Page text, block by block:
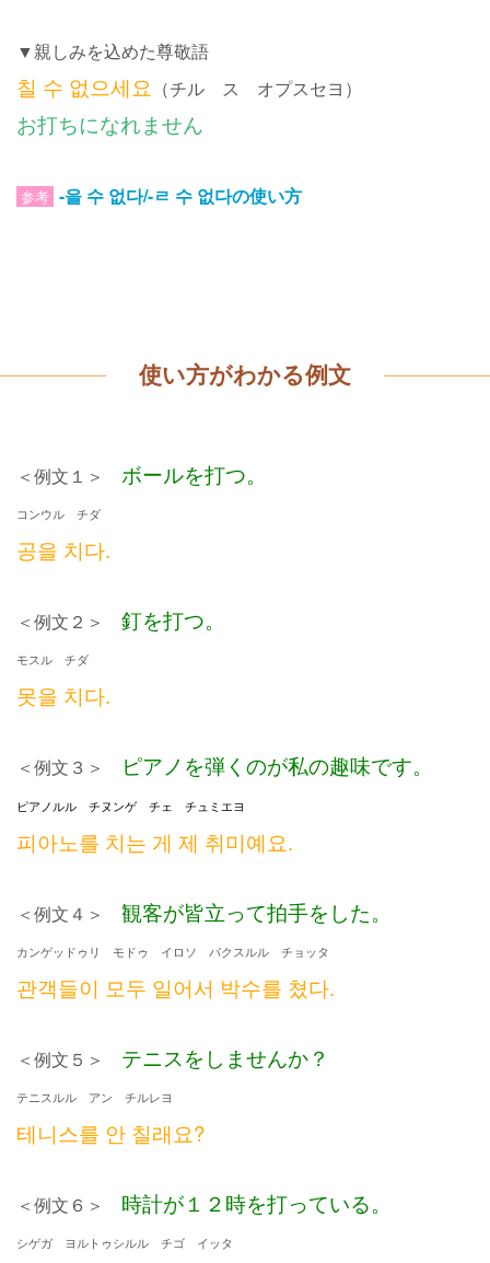
▼親しみを込めた尊敬語
칠 수 없으세요 （チル ス オプスセヨ）
お打ちになれません
参考 -을 수 없다/-ㄹ 수 없다の使い方
使い方がわかる例文
＜例文１＞ ボールを打つ。
コンウル チダ
공을 치다.
＜例文２＞ 釘を打つ。
モスル チダ
못을 치다.
＜例文３＞ ピアノを弾くのが私の趣味です。
ピアノルル チヌンゲ チェ チュミエヨ
피아노를 치는 게 제 취미예요.
＜例文４＞ 観客が皆立って拍手をした。
カンゲッドゥリ モドゥ イロソ パクスルル チョッタ
관객들이 모두 일어서 박수를 쳤다.
＜例文５＞ テニスをしませんか？
テニスルル アン チルレヨ
테니스를 안 칠래요?
＜例文６＞ 時計が１２時を打っている。
シゲガ ヨルトゥシルル チゴ イッタ